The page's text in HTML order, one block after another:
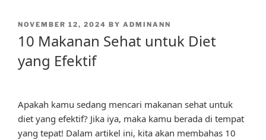
POSTED
NOVEMBER 12, 2024 BY ADMINANN
10 Makanan Sehat untuk Diet
yang Efektif
Apakah kamu sedang mencari makanan sehat untuk
diet yang efektif? Jika iya, maka kamu berada di tempat
yang tepat! Dalam artikel ini, kita akan membahas 10